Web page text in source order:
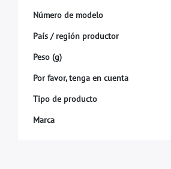
Número de modelo
País / región productor
Peso (g)
Por favor, tenga en cuenta
Tipo de producto
Marca